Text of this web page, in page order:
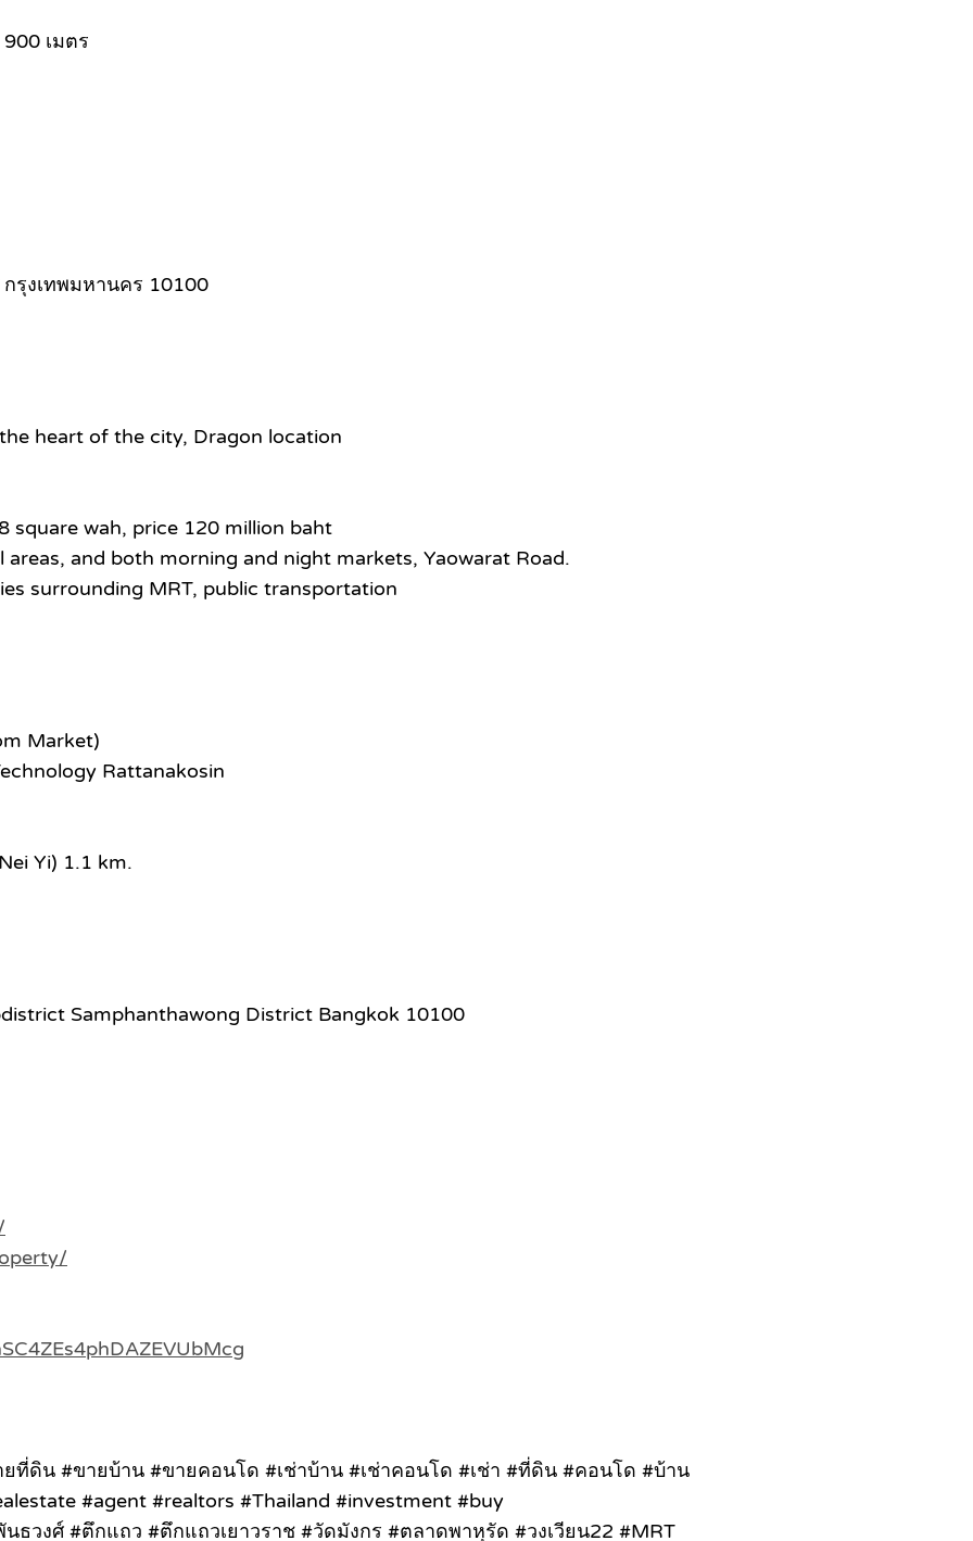
เมตร
รุงเทพมหานคร 10100
heart of the city, Dragon location
square wah, price 120 million baht
and both morning and night markets, Yaowarat Road.
surrounding MRT, public transportation
Market)
Rattanakosin
Yi) 1.1 km.
Samphanthawong District Bangkok 10100
ที่ดิน #ขายบ้าน #ขายคอนโด #เช่าบ้าน #เช่าคอนโด #เช่า #ที่ดิน #คอนโด #บ้าน
#agent #realtors #Thailand #investment #buy
ธวงศ์ #ตึกแถว #ตึกแถวเยาวราช #วัดมังกร #ตลาดพาหุรัด #วงเวียน22 #MRT